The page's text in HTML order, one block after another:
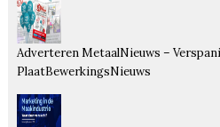
Adverteren MetaalNieuws –
PlaatBewerkingsNieuws